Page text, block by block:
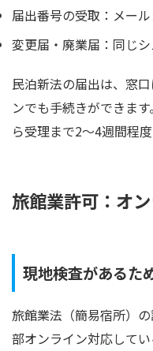
届出番号の受取：メー
変更届・廃業届：同じ
民泊新法の届出は、窓
ンでも手続きができま
ら受理まで2〜4週間程
旅館業許可：オ
現地検査があるた
旅館業法（簡易宿所）
部オンライン対応して